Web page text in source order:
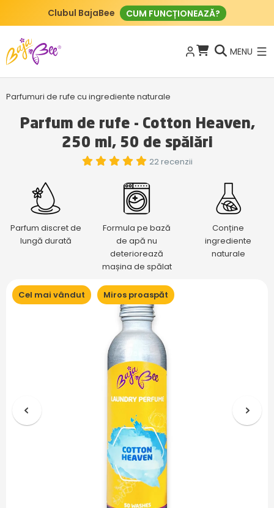
Clubul BajaBee CUM FUNCȚIONEAZĂ?
MENU
Parfumuri de rufe cu ingrediente naturale
Parfum de rufe - Cotton Heaven,
250 ml, 50 de spălări
22 recenzii
Parfum discret de
lungă durată
Formula pe bază
de apă nu
deteriorează
mașina de spălat
Conține
ingrediente
naturale
Cel mai vândut Miros proaspăt